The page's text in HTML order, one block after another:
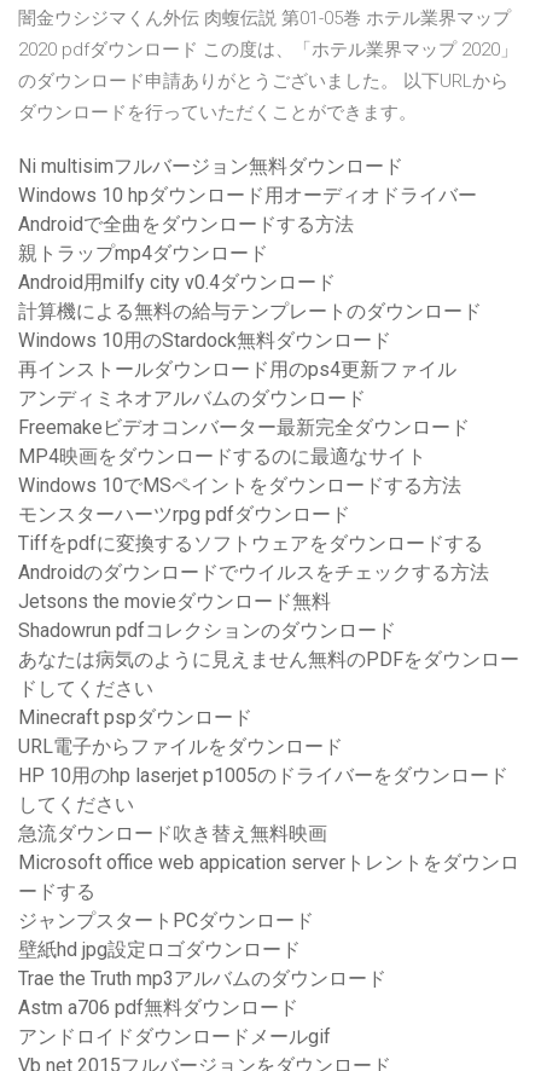
闇金ウシジマくん外伝 肉蝮伝説 第01-05巻 ホテル業界マップ
2020 pdfダウンロード この度は、「ホテル業界マップ 2020」
のダウンロード申請ありがとうございました。 以下URLから
ダウンロードを行っていただくことができます。
Ni multisimフルバージョン無料ダウンロード
Windows 10 hpダウンロード用オーディオドライバー
Androidで全曲をダウンロードする方法
親トラップmp4ダウンロード
Android用milfy city v0.4ダウンロード
計算機による無料の給与テンプレートのダウンロード
Windows 10用のStardock無料ダウンロード
再インストールダウンロード用のps4更新ファイル
アンディミネオアルバムのダウンロード
Freemakeビデオコンバーター最新完全ダウンロード
MP4映画をダウンロードするのに最適なサイト
Windows 10でMSペイントをダウンロードする方法
モンスターハーツrpg pdfダウンロード
Tiffをpdfに変換するソフトウェアをダウンロードする
Androidのダウンロードでウイルスをチェックする方法
Jetsons the movieダウンロード無料
Shadowrun pdfコレクションのダウンロード
あなたは病気のように見えません無料のPDFをダウンロー
ドしてください
Minecraft pspダウンロード
URL電子からファイルをダウンロード
HP 10用のhp laserjet p1005のドライバーをダウンロード
してください
急流ダウンロード吹き替え無料映画
Microsoft office web appication serverトレントをダウンロ
ードする
ジャンプスタートPCダウンロード
壁紙hd jpg設定ロゴダウンロード
Trae the Truth mp3アルバムのダウンロード
Astm a706 pdf無料ダウンロード
アンドロイドダウンロードメールgif
Vb net 2015フルバージョンをダウンロード